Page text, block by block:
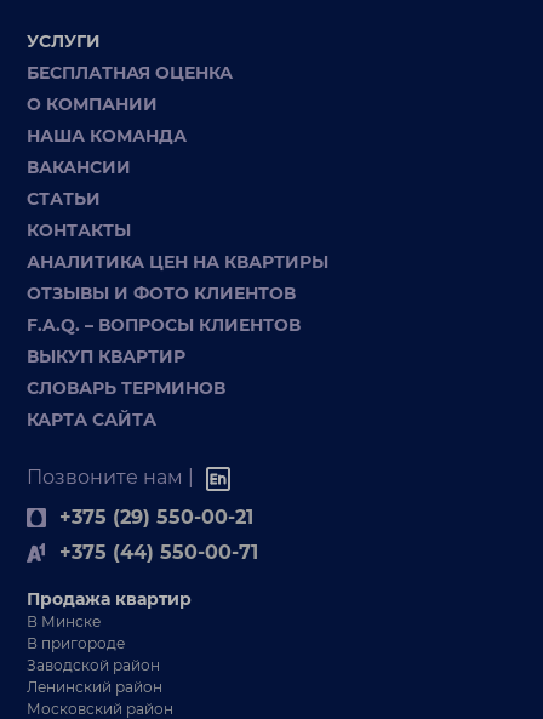
УСЛУГИ
БЕСПЛАТНАЯ ОЦЕНКА
О КОМПАНИИ
НАША КОМАНДА
ВАКАНСИИ
СТАТЬИ
КОНТАКТЫ
АНАЛИТИКА ЦЕН НА КВАРТИРЫ
ОТЗЫВЫ И ФОТО КЛИЕНТОВ
F.A.Q. – ВОПРОСЫ КЛИЕНТОВ
ВЫКУП КВАРТИР
СЛОВАРЬ ТЕРМИНОВ
КАРТА САЙТА
Позвоните нам |
+375 (29) 550-00-21
+375 (44) 550-00-71
Продажа квартир
В Минске
В пригороде
Заводской район
Ленинский район
Московский район